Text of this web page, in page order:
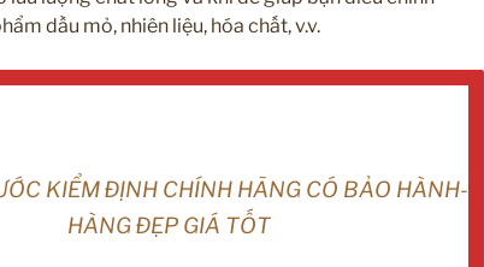
dầu mỏ, nhiên liệu, hóa chất, v.v.
KIỂM ĐỊNH CHÍNH HÃNG CÓ BẢO HÀNH-
HÀNG ĐẸP GIÁ TỐT